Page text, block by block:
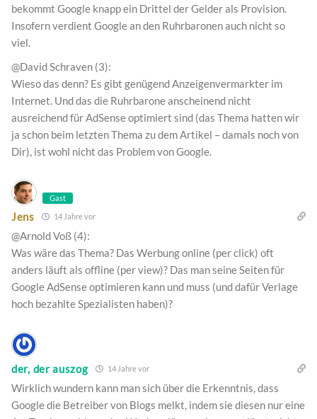
bekommt Google knapp ein Drittel der Gelder als Provision.
Insofern verdient Google an den Ruhrbaronen auch nicht so
viel.
@David Schraven (3):
Wieso das denn? Es gibt genügend Anzeigenvermarkter im
Internet. Und das die Ruhrbarone anscheinend nicht
ausreichend für AdSense optimiert sind (das Thema hatten wir
ja schon beim letzten Thema zu dem Artikel – damals noch von
Dir), ist wohl nicht das Problem von Google.
Gast
Jens 14 Jahre vor
@Arnold Voß (4):
Was wäre das Thema? Das Werbung online (per click) oft
anders läuft als offline (per view)? Das man seine Seiten für
Google AdSense optimieren kann und muss (und dafür Verlage
hoch bezahlte Spezialisten haben)?
der, der auszog 14 Jahre vor
Wirklich wundern kann man sich über die Erkenntnis, dass
Google die Betreiber von Blogs melkt, indem sie diesen nur eine